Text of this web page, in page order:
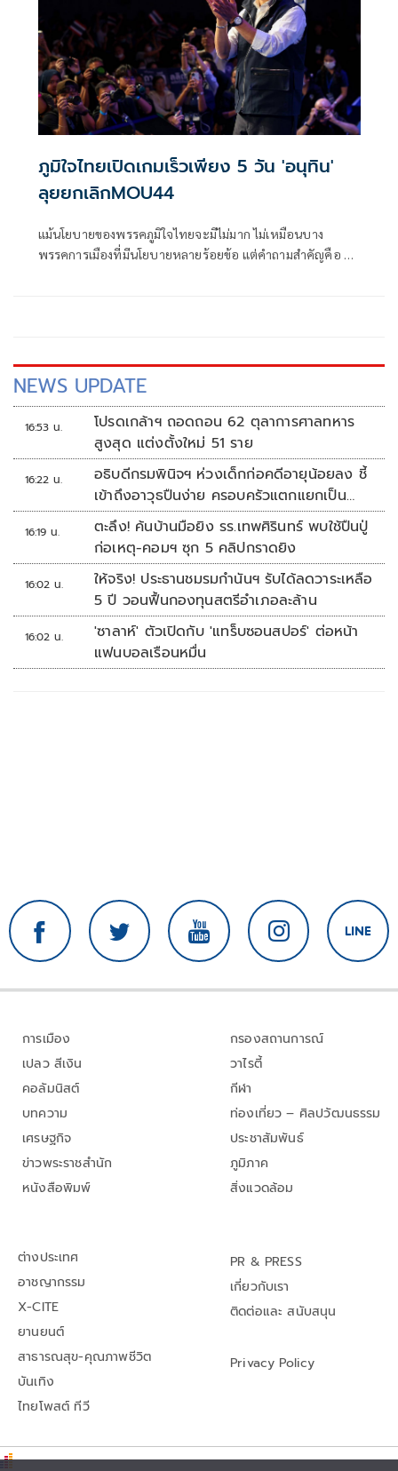
ภูมิใจไทยเปิดเกมเร็วเพียง 5 วัน 'อนุทิน'
ลุยยกเลิกMOU44
แม้นโยบายของพรรคภูมิใจไทยจะมีไม่มาก ไม่เหมือนบาง
พรรคการเมืองที่มีนโยบายหลายร้อยข้อ แต่คำถามสำคัญคือ จะ
NEWS UPDATE
16:53 น.
โปรดเกล้าฯ ถอดถอน 62 ตุลาการศาลทหาร
สูงสุด แต่งตั้งใหม่ 51 ราย
16:22 น.
อธิบดีกรมพินิจฯ ห่วงเด็กก่อคดีอายุน้อยลง ชี้
เข้าถึงอาวุธปืนง่าย ครอบครัวแตกแยกเป็น
ชนวนสำคัญ
16:19 น.
ตะลึง! ค้นบ้านมือยิง รร.เทพศิรินทร์ พบใช้ปืนปู่
ก่อเหตุ-คอมฯ ซุก 5 คลิปกราดยิง
16:02 น.
ให้จริง! ประธานชมรมกำนันฯ รับได้ลดวาระเหลือ
5 ปี วอนฟื้นกองทุนสตรีอำเภอละล้าน
16:02 น.
'ซาลาห์' ตัวเปิดกับ 'แทร็บซอนสปอร์' ต่อหน้า
แฟนบอลเรือนหมื่น
การเมือง
เปลว สีเงิน
คอลัมนิสต์
บทความ
เศรษฐกิจ
ข่าวพระราชสำนัก
หนังสือพิมพ์
กรองสถานการณ์
วาไรตี้
กีฬา
ท่องเที่ยว – ศิลปวัฒนธรรม
ประชาสัมพันธ์
ภูมิภาค
สิ่งแวดล้อม
ต่างประเทศ
อาชญากรรม
X-CITE
ยานยนต์
สาธารณสุข-คุณภาพชีวิต
บันเทิง
ไทยโพสต์ ทีวี
PR & PRESS
เกี่ยวกับเรา
ติดต่อและ สนับสนุน
Privacy Policy